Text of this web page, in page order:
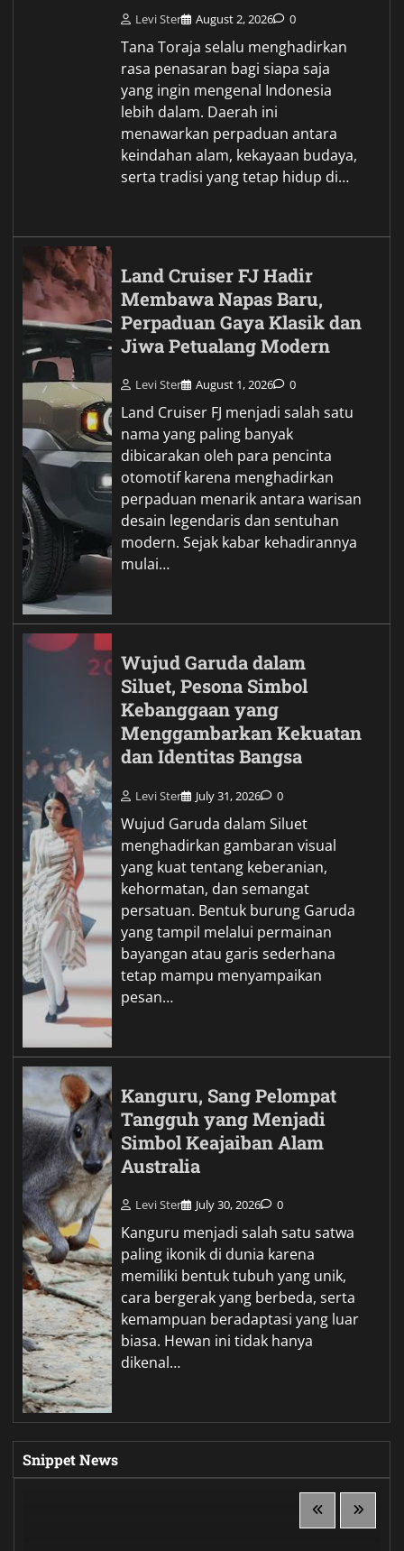
Levi Ster August 2, 2026 0
Tana Toraja selalu menghadirkan
rasa penasaran bagi siapa saja
yang ingin mengenal Indonesia
lebih dalam. Daerah ini
menawarkan perpaduan antara
keindahan alam, kekayaan budaya,
serta tradisi yang tetap hidup di…
Land Cruiser FJ Hadir
Membawa Napas Baru,
Perpaduan Gaya Klasik dan
Jiwa Petualang Modern
Levi Ster August 1, 2026 0
Land Cruiser FJ menjadi salah satu
nama yang paling banyak
dibicarakan oleh para pencinta
otomotif karena menghadirkan
perpaduan menarik antara warisan
desain legendaris dan sentuhan
modern. Sejak kabar kehadirannya
mulai…
Wujud Garuda dalam
Siluet, Pesona Simbol
Kebanggaan yang
Menggambarkan Kekuatan
dan Identitas Bangsa
Levi Ster July 31, 2026 0
Wujud Garuda dalam Siluet
menghadirkan gambaran visual
yang kuat tentang keberanian,
kehormatan, dan semangat
persatuan. Bentuk burung Garuda
yang tampil melalui permainan
bayangan atau garis sederhana
tetap mampu menyampaikan
pesan…
Kanguru, Sang Pelompat
Tangguh yang Menjadi
Simbol Keajaiban Alam
Australia
Levi Ster July 30, 2026 0
Kanguru menjadi salah satu satwa
paling ikonik di dunia karena
memiliki bentuk tubuh yang unik,
cara bergerak yang berbeda, serta
kemampuan beradaptasi yang luar
biasa. Hewan ini tidak hanya
dikenal…
Snippet News